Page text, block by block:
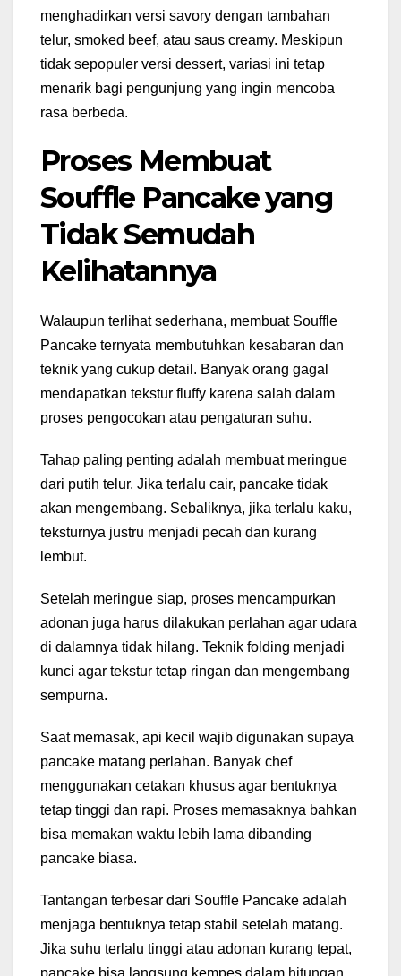
menghadirkan versi savory dengan tambahan
telur, smoked beef, atau saus creamy. Meskipun
tidak sepopuler versi dessert, variasi ini tetap
menarik bagi pengunjung yang ingin mencoba
rasa berbeda.
Proses Membuat
Souffle Pancake yang
Tidak Semudah
Kelihatannya
Walaupun terlihat sederhana, membuat Souffle
Pancake ternyata membutuhkan kesabaran dan
teknik yang cukup detail. Banyak orang gagal
mendapatkan tekstur fluffy karena salah dalam
proses pengocokan atau pengaturan suhu.
Tahap paling penting adalah membuat meringue
dari putih telur. Jika terlalu cair, pancake tidak
akan mengembang. Sebaliknya, jika terlalu kaku,
teksturnya justru menjadi pecah dan kurang
lembut.
Setelah meringue siap, proses mencampurkan
adonan juga harus dilakukan perlahan agar udara
di dalamnya tidak hilang. Teknik folding menjadi
kunci agar tekstur tetap ringan dan mengembang
sempurna.
Saat memasak, api kecil wajib digunakan supaya
pancake matang perlahan. Banyak chef
menggunakan cetakan khusus agar bentuknya
tetap tinggi dan rapi. Proses memasaknya bahkan
bisa memakan waktu lebih lama dibanding
pancake biasa.
Tantangan terbesar dari Souffle Pancake adalah
menjaga bentuknya tetap stabil setelah matang.
Jika suhu terlalu tinggi atau adonan kurang tepat,